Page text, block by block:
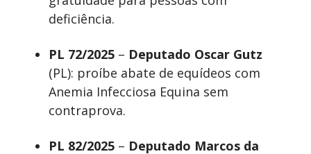
deficiência.
PL 72/2025 – Deputado Oscar Gutz
(PL): proíbe abate de equídeos com
Anemia Infecciosa Equina sem
contraprova.
PL 82/2025 – Deputado Marcos da